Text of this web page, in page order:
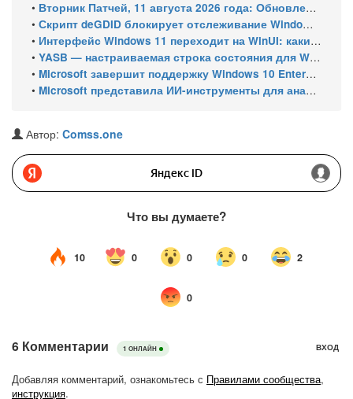
• Вторник Патчей, 11 августа 2026 года: Обновления безопасности для Windows 11 (включая KB5121003), ESU-обновления для Windows 10
• Скрипт deGDID блокирует отслеживание Windows по глобальному идентификатору устройства
• Интерфейс Windows 11 переходит на WinUI: какие системные элементы обновит Microsoft
• YASB — настраиваемая строка состояния для Windows с виджетами и поддержкой нескольких мониторов
• Microsoft завершит поддержку Windows 10 Enterprise LTSC 2021 в январе 2027 года. ESU продлят обновления до января 2030 года
• Microsoft представила ИИ-инструменты для анализа производительности Windows: ETW MCP и WPA MCP
Автор: Comss.one